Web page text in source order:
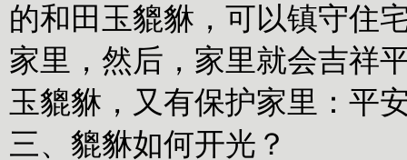
的和田玉貔貅，可以镇守住
家里，然后，家里就会吉祥
玉貔貅，又有保护家里：平
三、貔貅如何开光？